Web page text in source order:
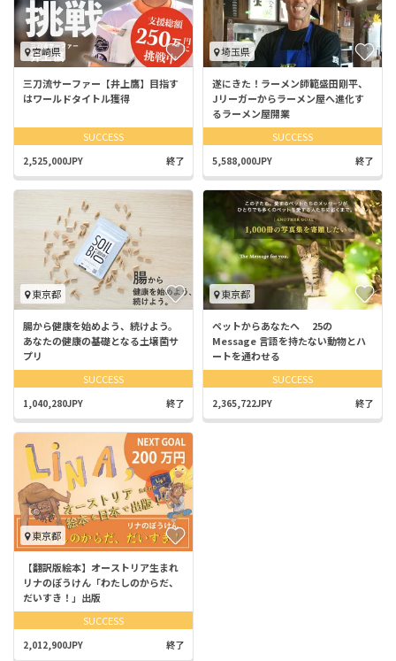
宮崎県
三刀流サーファー【井上鷹】目指す
はワールドタイトル獲得
SUCCESS
2,525,000JPY 終了
埼玉県
遂にきた！ラーメン師範盛田剛平、
Jリーガーからラーメン屋へ進化す
るラーメン屋開業
SUCCESS
5,588,000JPY 終了
東京都
腸から健康を始めよう、続けよう。
あなたの健康の基礎となる土壌菌サ
プリ
SUCCESS
1,040,280JPY 終了
東京都
ペットからあなたへ 25の
Message 言語を持たない動物とハ
ートを通わせる
SUCCESS
2,365,722JPY 終了
東京都
【翻訳版絵本】オーストリア生まれ
リナのぼうけん「わたしのからだ、
だいすき！」出版
SUCCESS
2,012,900JPY 終了